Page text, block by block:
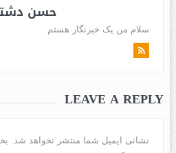
حسن
سلام من یک خبرنگار هستم
LEAVE A REPLY
نشانی ایمیل شما منتشر نخواهد شد.